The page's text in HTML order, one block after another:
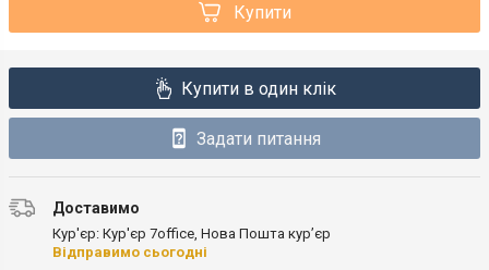
Купити
Купити в один клік
Задати питання
Доставимо
Кур'єр: Кур'єр 7office, Нова Пошта кур’єр
Відправимо сьогодні